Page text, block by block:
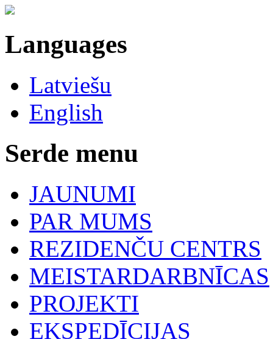
Languages
Latviešu
English
Serde menu
JAUNUMI
PAR MUMS
REZIDENČU CENTRS
MEISTARDARBNĪCAS
PROJEKTI
EKSPEDĪCIJAS